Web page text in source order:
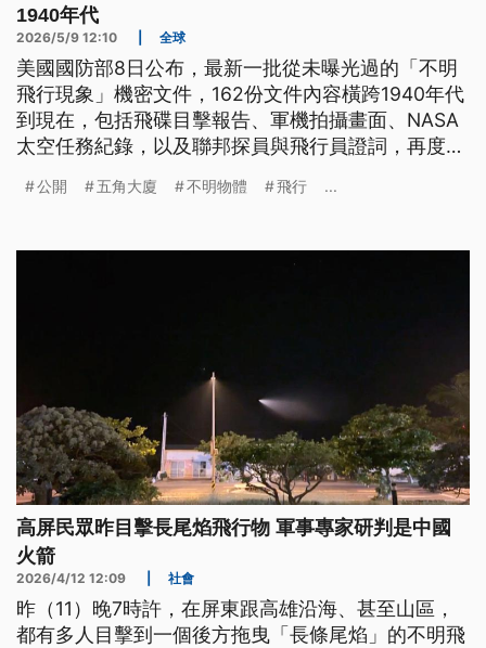
1940年代
2026/5/9 12:10 全球
美國國防部8日公布，最新一批從未曝光過的「不明
飛行現象」機密文件，162份文件內容橫跨1940年代
到現在，包括飛碟目擊報告、軍機拍攝畫面、NASA
太空任務紀錄，以及聯邦探員與飛行員證詞，再度掀
公開 五角大廈 不明物體 飛行 ...
高屏民眾昨目擊長尾焰飛行物 軍事專家研判是中國
火箭
2026/4/12 12:09 社會
昨（11）晚7時許，在屏東跟高雄沿海、甚至山區，
都有多人目擊到一個後方拖曳「長條尾焰」的不明飛